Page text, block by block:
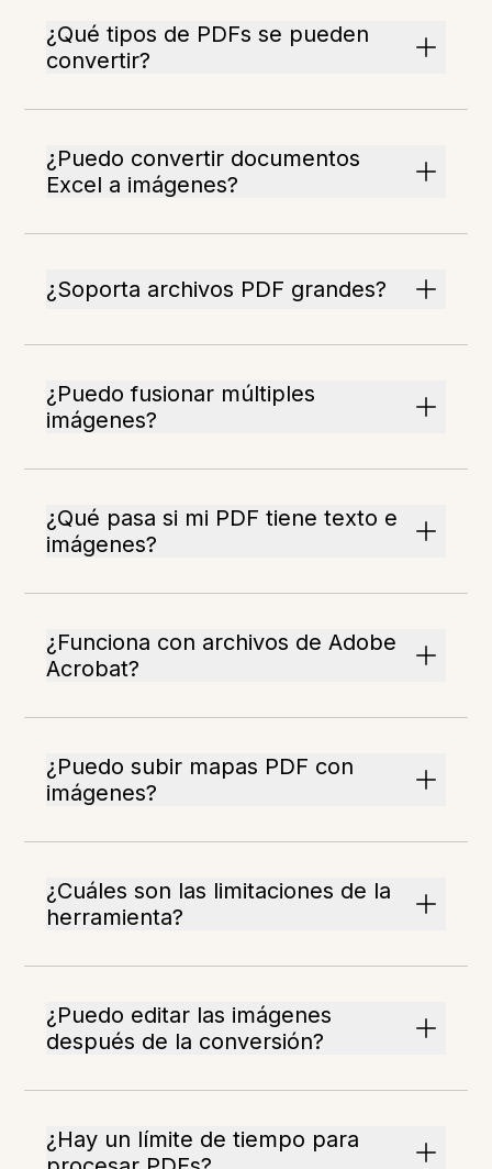
¿Qué tipos de PDFs se pueden
convertir?
¿Puedo convertir documentos
Excel a imágenes?
¿Soporta archivos PDF grandes?
¿Puedo fusionar múltiples
imágenes?
¿Qué pasa si mi PDF tiene texto e
imágenes?
¿Funciona con archivos de Adobe
Acrobat?
¿Puedo subir mapas PDF con
imágenes?
¿Cuáles son las limitaciones de la
herramienta?
¿Puedo editar las imágenes
después de la conversión?
¿Hay un límite de tiempo para